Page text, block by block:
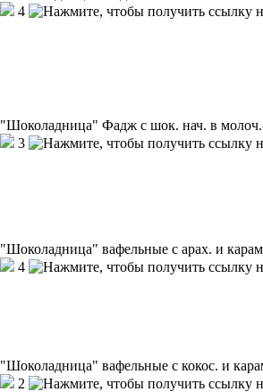
4
"Шоколадница" Фадж с шок. нач. в
3
"Шоколадница" вафельные с арах. и
4
"Шоколадница" вафельные с кокос. и
2